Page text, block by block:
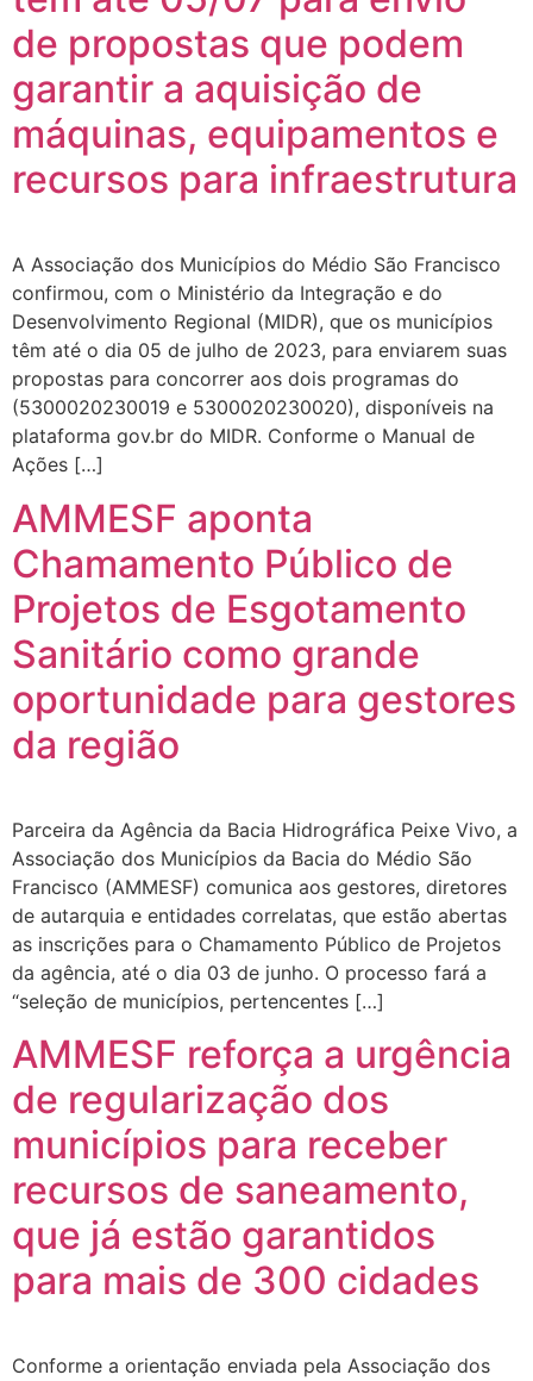
de propostas que podem
garantir a aquisição de
máquinas, equipamentos e
recursos para infraestrutura
A Associação dos Municípios do Médio São Francisco
confirmou, com o Ministério da Integração e do
Desenvolvimento Regional (MIDR), que os municípios
têm até o dia 05 de julho de 2023, para enviarem suas
propostas para concorrer aos dois programas do
(5300020230019 e 5300020230020), disponíveis na
plataforma gov.br do MIDR. Conforme o Manual de
Ações […]
AMMESF aponta
Chamamento Público de
Projetos de Esgotamento
Sanitário como grande
oportunidade para gestores
da região
Parceira da Agência da Bacia Hidrográfica Peixe Vivo, a
Associação dos Municípios da Bacia do Médio São
Francisco (AMMESF) comunica aos gestores, diretores
de autarquia e entidades correlatas, que estão abertas
as inscrições para o Chamamento Público de Projetos
da agência, até o dia 03 de junho. O processo fará a
“seleção de municípios, pertencentes […]
AMMESF reforça a urgência
de regularização dos
municípios para receber
recursos de saneamento,
que já estão garantidos
para mais de 300 cidades
Conforme a orientação enviada pela Associação dos